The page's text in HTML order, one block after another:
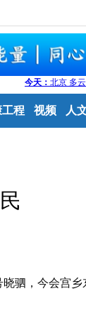
程 视频 人
，今会宫乡